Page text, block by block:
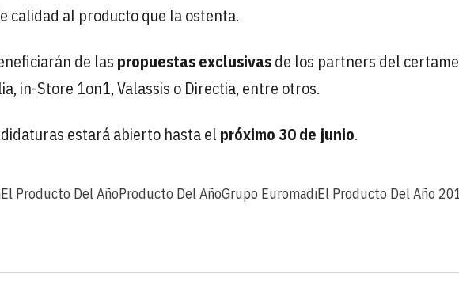
calidad al producto que la ostenta.
de las propuestas exclusivasde los partners del
in-Store 1on1, Valassis o Directia, entre otros.
estará abierto hasta el próximo 30 de junio.
El Producto Del AñoProducto Del AñoGrupo EuromadiEl Producto Del Año